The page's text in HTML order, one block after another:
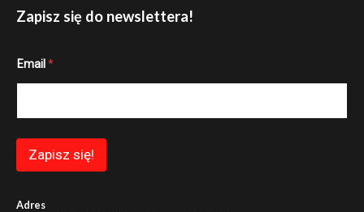
Zapisz się do newslettera!
m
E
l
Email *
Zapisz się!
Adres